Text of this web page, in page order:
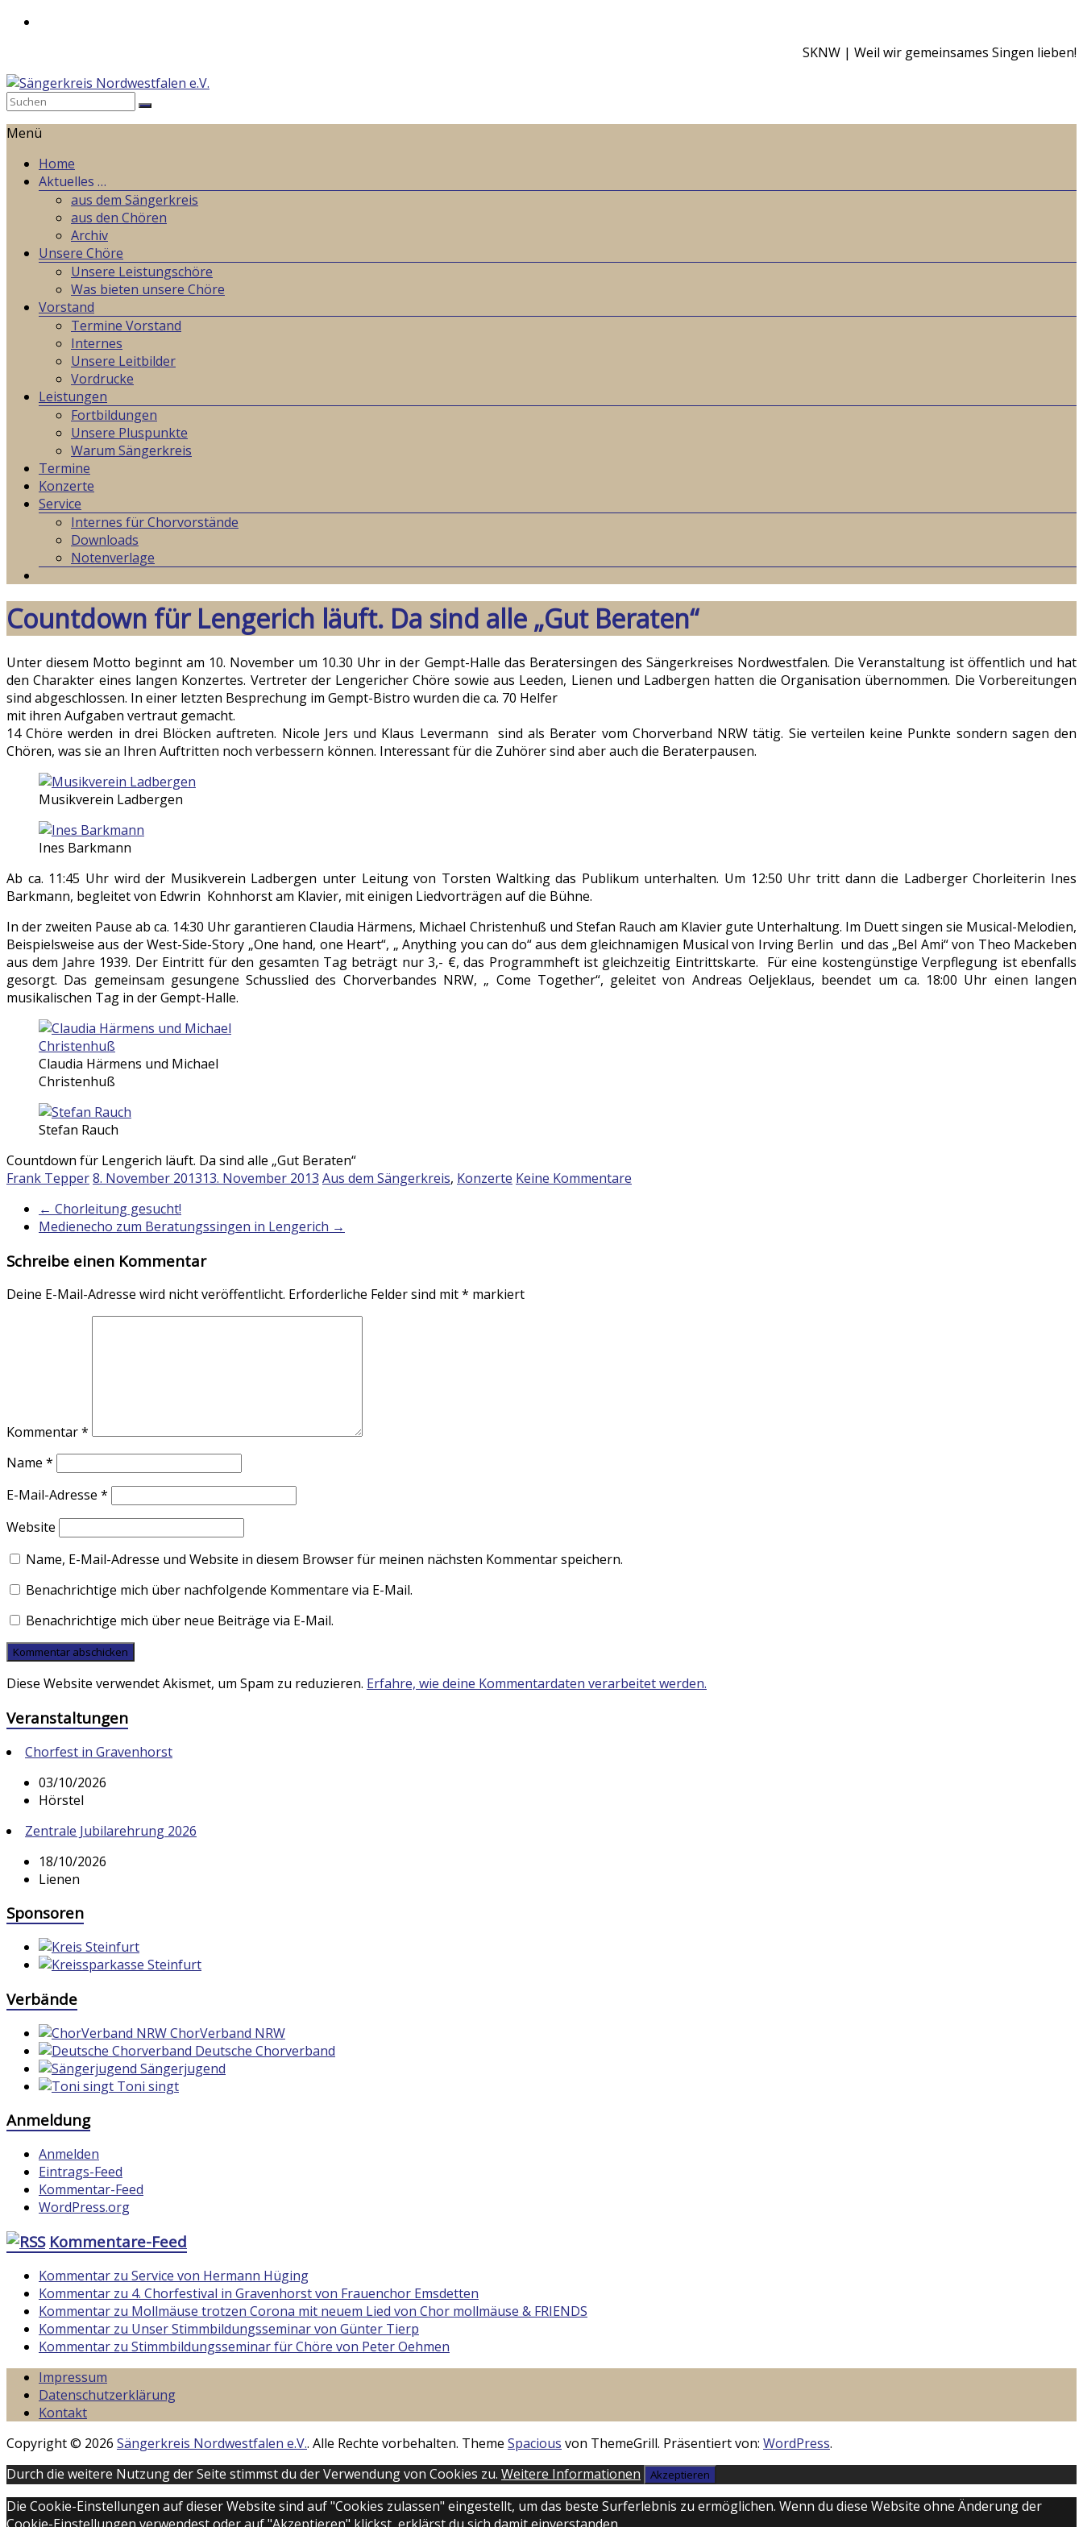
Zum
SKNW | Weil wir gemeinsames Singen lieben!
Sängerkreis
Nordwestfalen
Weil
gemeinsames
Singen
lieben!
Menü
Home
Aktuelles …
aus dem Sängerkreis
aus den Chören
Archiv
Unsere Chöre
Unsere Leistungschöre
Was bieten unsere Chöre
Vorstand
Termine Vorstand
Internes
Unsere Leitbilder
Vordrucke
Leistungen
Fortbildungen
Unsere Pluspunkte
Warum Sängerkreis
Termine
Konzerte
Service
Internes für Chorvorstände
Downloads
Notenverlage
Countdown für Lengerich läuft. Da sind alle „Gut Beraten“
Unter diesem Motto beginnt am 10. November um 10.30 Uhr in der Gempt-Halle das Beratersingen des Sängerkreises Nordwestfalen. Die Veranstaltung ist öffentlich und hat
den Charakter eines langen Konzertes. Vertreter der Lengericher Chöre sowie aus Leeden, Lienen und Ladbergen hatten die Organisation übernommen. Die Vorbereitungen
sind abgeschlossen. In einer letzten Besprechung im Gempt-Bistro wurden die ca. 70 Helfer
mit ihren Aufgaben vertraut gemacht.
14 Chöre werden in drei Blöcken auftreten. Nicole Jers und Klaus Levermann sind als Berater vom Chorverband NRW tätig. Sie verteilen keine Punkte sondern sagen den
Chören, was sie an Ihren Auftritten noch verbessern können. Interessant für die Zuhörer sind aber auch die Beraterpausen.
Musikverein Ladbergen
Ines Barkmann
Ab ca. 11:45 Uhr wird der Musikverein Ladbergen unter Leitung von Torsten Waltking das Publikum unterhalten. Um 12:50 Uhr tritt dann die Ladberger Chorleiterin Ines
Barkmann, begleitet von Edwrin Kohnhorst am Klavier, mit einigen Liedvorträgen auf die Bühne.
In der zweiten Pause ab ca. 14:30 Uhr garantieren Claudia Härmens, Michael Christenhuß und Stefan Rauch am Klavier gute Unterhaltung. Im Duett singen sie Musical-Melodien,
Beispielsweise aus der West-Side-Story „One hand, one Heart“, „ Anything you can do“ aus dem gleichnamigen Musical von Irving Berlin und das „Bel Ami“ von Theo Mackeben
aus dem Jahre 1939. Der Eintritt für den gesamten Tag beträgt nur 3,- €, das Programmheft ist gleichzeitig Eintrittskarte. Für eine kostengünstige Verpflegung ist ebenfalls
gesorgt. Das gemeinsam gesungene Schusslied des Chorverbandes NRW, „ Come Together“, geleitet von Andreas Oeljeklaus, beendet um ca. 18:00 Uhr einen langen
musikalischen Tag in der Gempt-Halle.
Claudia Härmens und Michael
Christenhuß
Stefan Rauch
Countdown für Lengerich läuft. Da sind alle „Gut Beraten“
Frank Tepper8. November 201313. November 2013 Aus dem Sängerkreis, Konzerte Keine Kommentare
← Chorleitung gesucht!
Medienecho zum Beratungssingen in Lengerich →
Schreibe einen Kommentar
Deine E-Mail-Adresse wird nicht veröffentlicht. Erforderliche Felder sind mit* markiert
Kommentar*
Name *
E-Mail-Adresse *
Website
Name, E-Mail-Adresse und Website in diesem Browser für meinen nächsten Kommentar speichern.
Benachrichtige mich über nachfolgende Kommentare via E-Mail.
Benachrichtige mich über neue Beiträge via E-Mail.
Diese Website verwendet Akismet, um Spam zu reduzieren. Erfahre, wie deine Kommentardaten verarbeitet werden.
Veranstaltungen
Chorfest in Gravenhorst
03/10/2026
Hörstel
Zentrale Jubilarehrung 2026
18/10/2026
Lienen
Sponsoren
Verbände
ChorVerband NRW
Deutsche Chorverband
Sängerjugend
Toni singt
Anmeldung
Anmelden
Eintrags-Feed
Kommentar-Feed
WordPress.org
Kommentare-Feed
Kommentar zu Service von Hermann Hüging
Kommentar zu 4. Chorfestival in Gravenhorst von Frauenchor Emsdetten
Kommentar zu Mollmäuse trotzen Corona mit neuem Lied von Chor mollmäuse & FRIENDS
Kommentar zu Unser Stimmbildungsseminar von Günter Tierp
Kommentar zu Stimmbildungsseminar für Chöre von Peter Oehmen
Impressum
Datenschutzerklärung
Kontakt
Copyright © 2026 Sängerkreis Nordwestfalen e.V.. Alle Rechte vorbehalten. Theme Spacious von ThemeGrill. Präsentiert von: WordPress.
Durch die weitere Nutzung der Seite stimmst du der Verwendung von Cookies zu. Weitere Informationen Akzeptieren
Die Cookie-Einstellungen auf dieser Website sind auf "Cookies zulassen" eingestellt, um das beste Surferlebnis zu ermöglichen. Wenn du diese Website ohne Änderung der
Cookie-Einstellungen verwendest oder auf "Akzeptieren" klickst, erklärst du sich damit einverstanden.